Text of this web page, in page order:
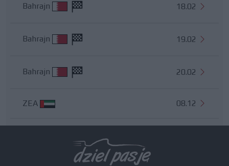
Bahrajn 18.02
Bahrajn 19.02
Bahrajn 20.02
ZEA 08.12